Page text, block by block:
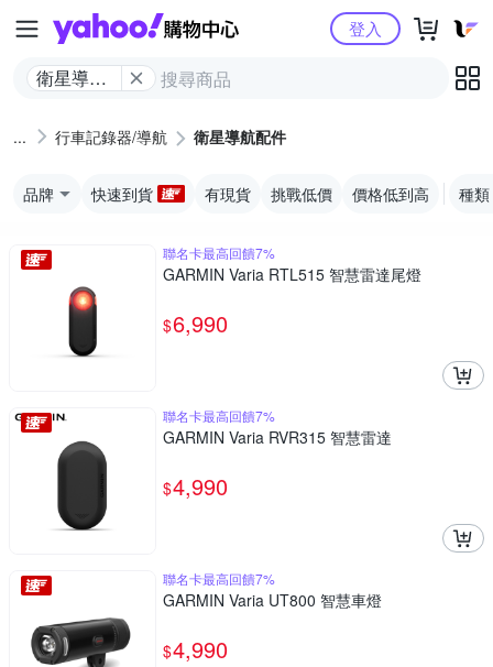
Yahoo購物中心
衛星導航
登入
行車記錄器/導航 衛星導航配件
品牌 快速到貨 有現貨 挑戰低價 價格低到高 種類
聯名卡最高回饋7%
GARMIN Varia RTL515 智慧雷達尾燈
$6,990
聯名卡最高回饋7%
GARMIN Varia RVR315 智慧雷達
$4,990
聯名卡最高回饋7%
GARMIN Varia UT800 智慧車燈
$4,990